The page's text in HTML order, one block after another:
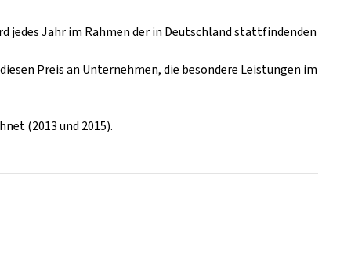
Jahr im Rahmen der in Deutschland stattfindenden
Preis an Unternehmen, die besondere Leistungen im
(2013 und 2015).